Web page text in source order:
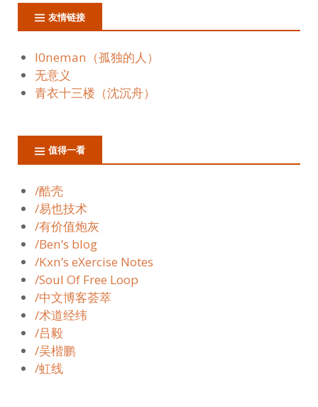
友情链接
l0neman（孤独的人）
无意义
青衣十三楼（沈沉舟）
值得一看
/酷壳
/易也技术
/有价值炮灰
/Ben’s blog
/Kxn’s eXercise Notes
/Soul Of Free Loop
/中文博客荟萃
/术道经纬
/吕毅
/吴楷鹏
/虹线